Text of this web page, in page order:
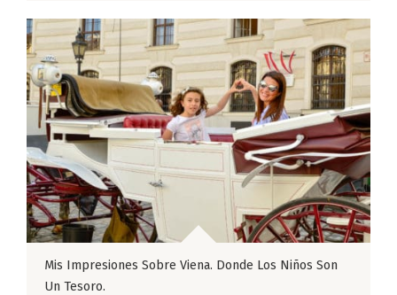
Mis Impresiones Sobre Viena. Donde Los Niños Son
Un Tesoro.